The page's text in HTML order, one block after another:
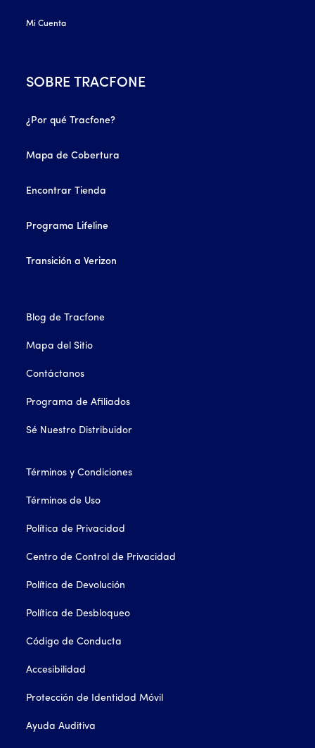
Mi Cuenta
SOBRE TRACFONE
¿Por qué Tracfone?
Mapa de Cobertura
Encontrar Tienda
Programa Lifeline
Transición a Verizon
Blog de Tracfone
Mapa del Sitio
Contáctanos
Programa de Afiliados
Sé Nuestro Distribuidor
Términos y Condiciones
Términos de Uso
Política de Privacidad
Centro de Control de Privacidad
Política de Devolución
Política de Desbloqueo
Código de Conducta
Accesibilidad
Protección de Identidad Móvil
Ayuda Auditiva